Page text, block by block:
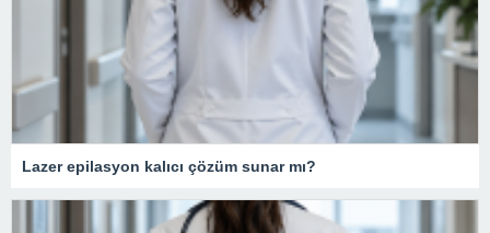
Lazer epilasyon kalıcı çözüm sunar mı?